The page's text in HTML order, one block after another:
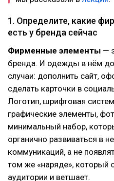
1. Определите, какие
есть у бренда сейчас
Фирменные элементы —
бренда. И одежды в нём
случаи: дополнить сайт,
сделать карточки в
Логотип, шрифтовая
графические элементы,
минимальный набор,
органично развиваться в
коммуникаций, а не
том же «наряде», который
аудитории и ветшает.